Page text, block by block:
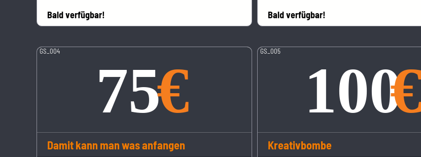
Bald verfügbar! Bald verfügbar!
GS_004
Damit kann man was anfangen
GS_005
Kreativbombe